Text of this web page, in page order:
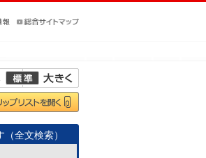
全文検索）